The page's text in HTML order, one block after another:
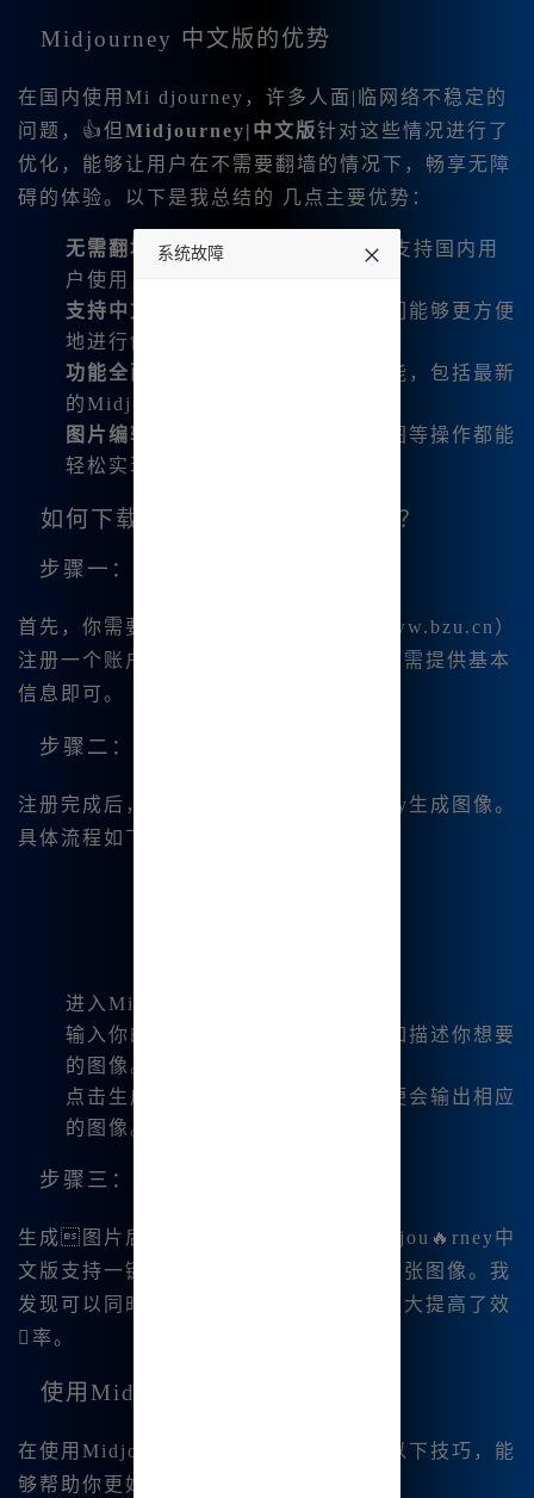
Midjourney 中文版的优势
在国内使用Mi djourney，许多人面|临网络不稳定的
问题，👍但 Midjourney|中文版针对这些情况进行了
优化，能够让用户在不需要翻墙的情况下，畅享无障
碍的体验。以下是我总结的 几点主要优势：
无需翻墙
：Midjourney中文版完全支持国内用
户使用，不再需要复杂的设置。
支持中文输入
：直接输入中文令我们能够更方便
地进行创作和交流。
功能全面
：覆盖了国际版的所有功能，包括最新
的Midjourney V6.1和niji6版本。
图片编辑功能
：如微调、变幻、扩图等操作都能
轻松实现。
如何下载Midjourney生成的图片？
步骤一：注册账户
首先，你需要在
www.bzu.cn）
注册一个账户🔥。注册过程简便快捷，只需提供基本
信息即可。
步骤二：生成图片
注册完成后，你可以开始使用Midjourney生成图像。
具体流程如下：
进入Midjourney的绘图界面。
输入你的绘图指令（中文支持），如描述你想要
的图像。
点击生成按钮，等待几秒钟，系统便会输出相应
的图像。
步骤三：一键下载
生成图片后，你会看到下载选项。Midjou🔥rney中
文版支持一键下载功能，可以轻松保存多张图像。我
发现可以同时生成并保存四张图像，这极大提高了效
率。
使用Midjourney的实用技巧
在使用Midjourney的过程中，我总结了以下技巧，能
够帮助你更好地利用这款工具：
系统故障